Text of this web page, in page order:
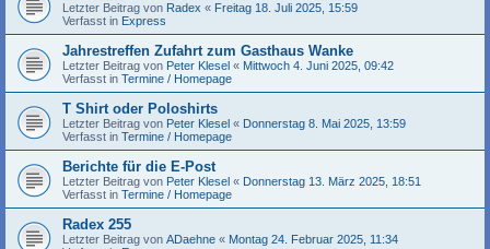
Letzter Beitrag von Radex « Freitag 18. Juli 2025, 15:59
Verfasst in Express
Jahrestreffen Zufahrt zum Gasthaus Wanke
Letzter Beitrag von Peter Klesel « Mittwoch 4. Juni 2025, 09:42
Verfasst in Termine / Homepage
T Shirt oder Poloshirts
Letzter Beitrag von Peter Klesel « Donnerstag 8. Mai 2025, 13:59
Verfasst in Termine / Homepage
Berichte für die E-Post
Letzter Beitrag von Peter Klesel « Donnerstag 13. März 2025, 18:51
Verfasst in Termine / Homepage
Radex 255
Letzter Beitrag von ADaehne « Montag 24. Februar 2025, 11:34